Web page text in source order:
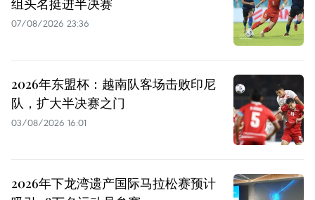
07/08/2026 23:36
2026年东盟杯：越南队客场击败印尼
队，扩大半决赛之门
03/08/2026 16:01
2026年下龙湾遗产国际马拉松赛预计